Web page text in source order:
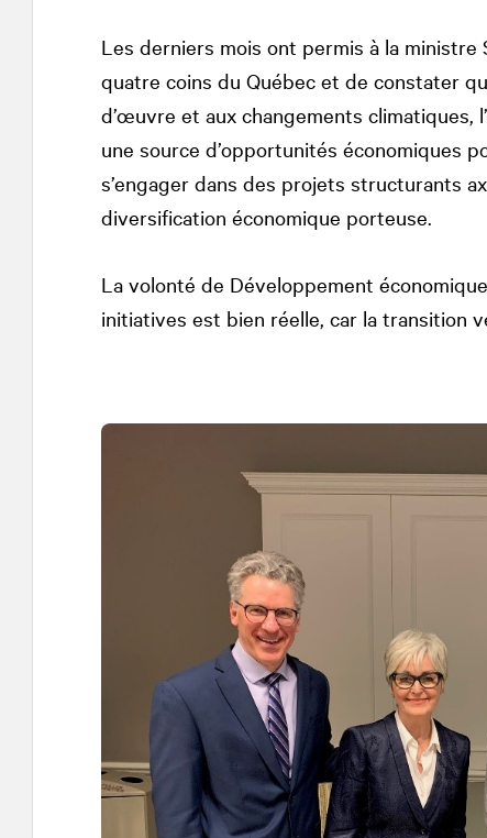
Les derniers mois ont permis à la
quatre coins du Québec et de constater
d’œuvre et aux changements climatiques,
une source d’opportunités économiques
s’engager dans des projets structurants
diversification économique porteuse.
La volonté de Développement
initiatives est bien réelle, car la transition